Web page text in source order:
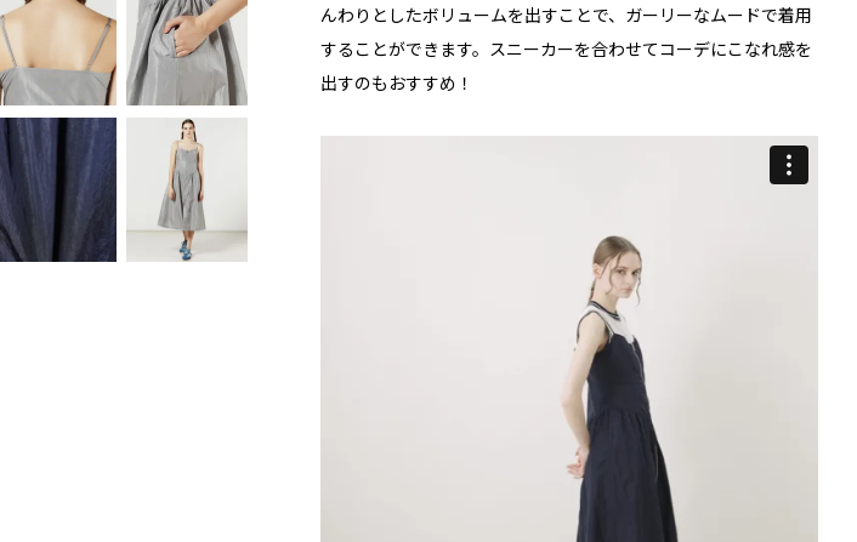
んわりとしたボリュームを出すことで、ガーリーなムードで着用
することができます。スニーカーを合わせてコーデにこなれ感を
出すのもおすすめ！